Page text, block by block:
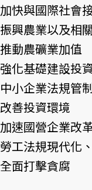
加快與國際社會
振興農業以及相
推動農礦業加值
強化基礎建設投
中小企業法規管
改善投資環境
加速國營企業改
勞工法規現代化
全面打擊貪腐